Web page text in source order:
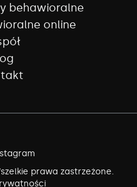
behawioralne
online
prawa zastrzeżone.